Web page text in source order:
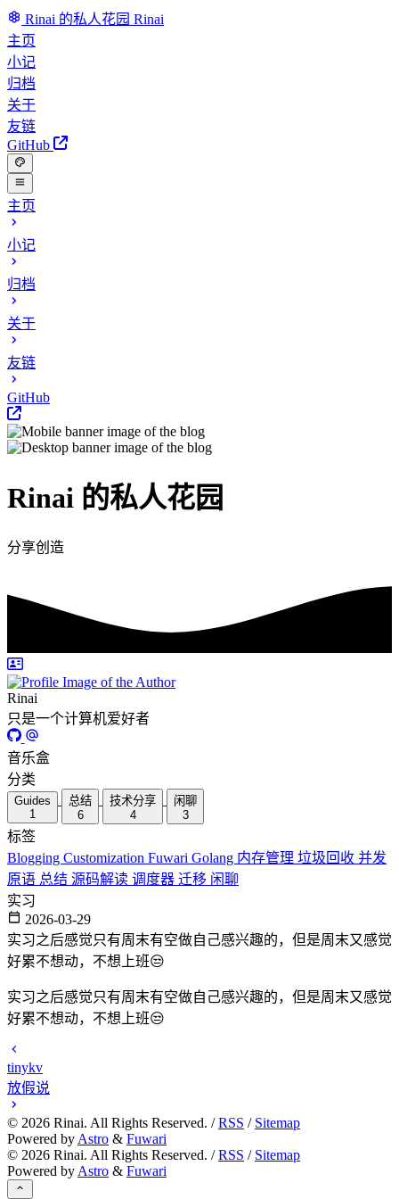
Rinai 的私人花园 Rinai
主页
小记
归档
关于
友链
GitHub
主页
小记
归档
关于
友链
GitHub
Rinai 的私人花园
分享创造
Rinai
只是一个计算机爱好者
音乐盒
分类
Guides
1
总结
6
技术分享
4
闲聊
3
标签
Blogging Customization Fuwari Golang 内存管理 垃圾回收 并发
原语 总结 源码解读 调度器 迁移 闲聊
实习
2026-03-29
实习之后感觉只有周末有空做自己感兴趣的，但是周末又感觉
好累不想动，不想上班😒
实习之后感觉只有周末有空做自己感兴趣的，但是周末又感觉
好累不想动，不想上班😒
tinykv
放假说
© 2026 Rinai. All Rights Reserved. /RSS / Sitemap
Powered by Astro & Fuwari
© 2026 Rinai. All Rights Reserved. /RSS / Sitemap
Powered by Astro & Fuwari